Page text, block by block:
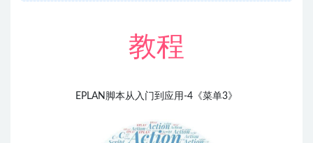
教程
EPLAN脚本从入门到应用-4 《菜单3》